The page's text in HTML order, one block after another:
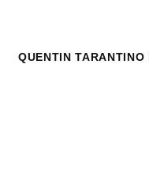
QUENTIN TARANTINO